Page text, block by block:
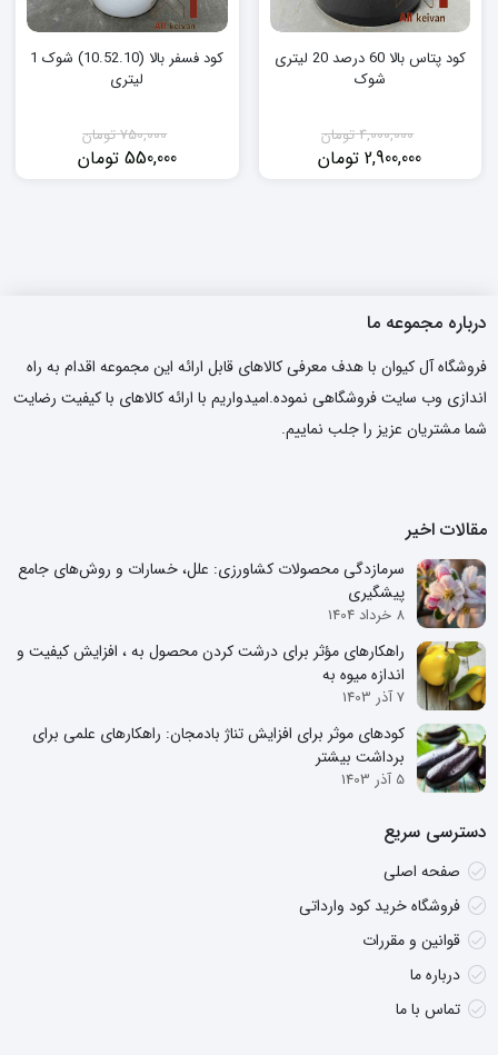
کود پتاس بالا 60 درصد 20 لیتری
شوک
4,000,000تومان
قیمت
2,900,000 تومان
قیمت
کود فسفر بالا (10.52.10) شوک 1
لیتری
750,000تومان
قیمت
550,000 تومان
قیمت
درباره مجموعه ما
فروشگاه آل کیوان با هدف معرفی کالاهای قابل ارائه این مجموعه اقدام به راه
اندازی وب سایت فروشگاهی نموده.امیدواریم با ارائه کالاهای با کیفیت رضایت
شما مشتریان عزیز را جلب نماییم.
مقالات اخیر
سرمازدگی محصولات کشاورزی: علل، خسارات و روش‌های جامع
پیشگیری
8 خرداد 1404
راهکارهای مؤثر برای درشت کردن محصول به ، افزایش کیفیت و
اندازه میوه به
7 آذر 1403
کودهای موثر برای افزایش تناژ بادمجان: راهکارهای علمی برای
برداشت بیشتر
5 آذر 1403
دسترسی سریع
صفحه اصلی
فروشگاه خرید کود وارداتی
قوانین و مقررات
درباره ما
تماس با ما